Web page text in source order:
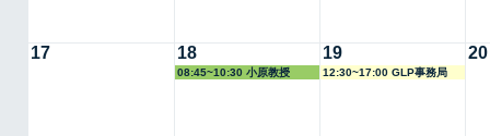
17 18
08:45~10:30 小原教授
19
12:30~17:00 GLP事務局
20